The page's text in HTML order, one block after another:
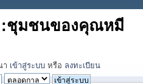
ชุมชนของคุณหมี
า เข้าสู่ระบบ หรือ ลงทะเบียน